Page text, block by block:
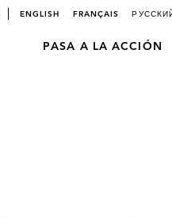
ENGLISH FRANÇAIS
PASA A LA ACCIÓN